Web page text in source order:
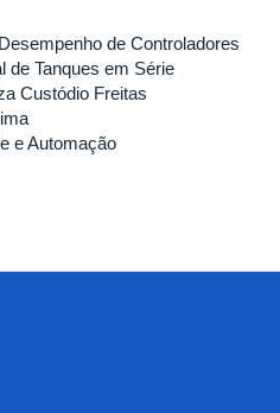
de Controladores
de Tanques em Série
Custódio Freitas
e Automação